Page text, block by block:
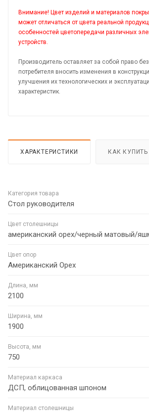
Внимание! Цвет изделий и материалов
может отличаться от цвета реальной
особенностей цветопередачи различных
устройств.
Производитель оставляет за собой право
потребителя вносить изменения в
улучшения их технологических и
характеристик.
ХАРАКТЕРИСТИКИ КАК КУПИТЬ
Категория товара
Стол руководителя
Цвет столешницы
американский орех/черный матовый/
Цвет опор
Американский Орех
Длина, мм
2100
Ширина, мм
1900
Высота, мм
750
Материал каркаса
ДСП, облицованная шпоном
Материал столешницы